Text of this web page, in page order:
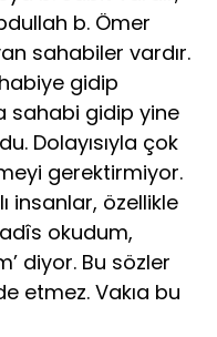
b. Ömer
sahabiler vardır.
gidip
sahabi gidip yine
Dolayısıyla çok
gerektirmiyor.
insanlar, özellikle
okudum,
diyor. Bu sözler
etmez. Vakıa bu